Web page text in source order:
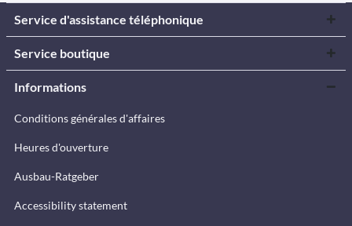
Service d'assistance téléphonique
Service boutique
Informations
Conditions générales d'affaires
Heures d'ouverture
Ausbau-Ratgeber
Accessibility statement